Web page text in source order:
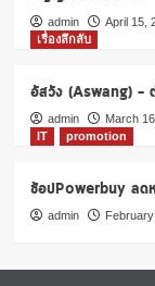
admin April 15,
เรื่องลึกลับ
อัสวัง (Aswang) –
admin March
IT
promotion
ช้อปPowerbuy ลด
admin